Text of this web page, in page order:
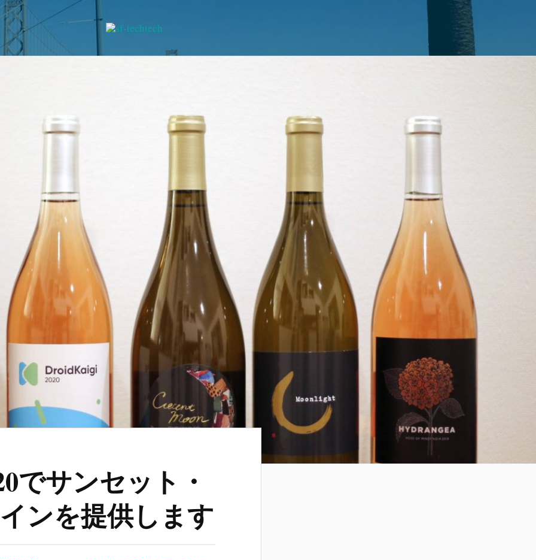
でサンセット・
ンを提供します